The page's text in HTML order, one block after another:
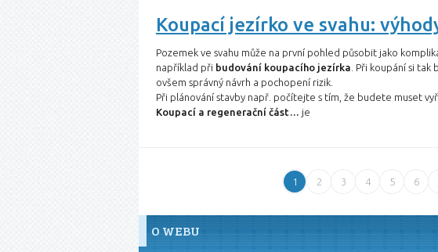
Koupací jezírko ve svahu:
Pozemek ve svahu může na první pohled působit jako
například při budování koupacího jezírka . Při koupání si
ovšem správný návrh a pochopení rizik.
Při plánování stavby např. počítejte s tím, že budete muset
Koupací a regenerační část… je
1 2 3 4 5 6
O WEBU